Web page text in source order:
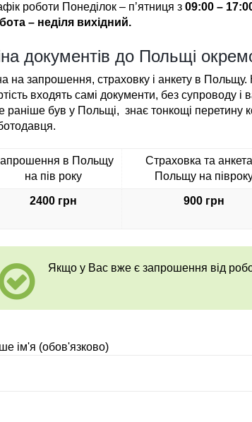
роботи Понеділок – п’ятниця з 09:00 –
– неділя вихідний.
документів до Польщі
на запрошення, страховку і анкету в
входять самі документи, без супроводу і
раніше був у Польщі, знає тонкощі перетину
в Польщу
на пів року
Страховка та
Польщу на
2400 грн 900 грн
Якщо у Вас вже є запрошення від
ім'я (обов'язково)